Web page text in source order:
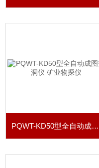
PQWT-KD50型全自动成图空洞仪 矿业物探仪